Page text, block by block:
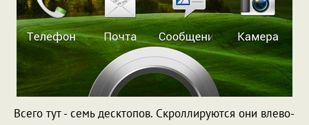
Всего тут - семь десктопов. Скроллируются они влево-